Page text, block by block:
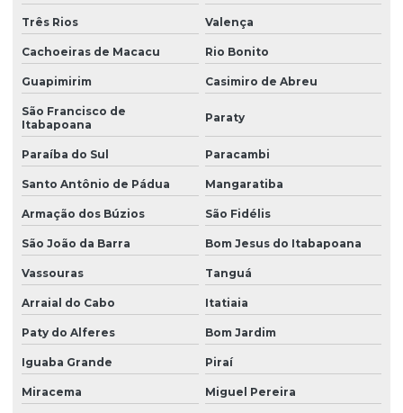
Solvente atóxico
Solvente para tinta
Solventes industriais
Trióxido de antimônio
Zeólita onde comprar
Três Rios Valença
Cachoeiras de Macacu Rio Bonito
Guapimirim Casimiro de Abreu
São Francisco de
Itabapoana
Paraty
Paraíba do Sul Paracambi
Santo Antônio de Pádua Mangaratiba
Armação dos Búzios São Fidélis
São João da Barra Bom Jesus do Itabapoana
Vassouras Tanguá
Arraial do Cabo Itatiaia
Paty do Alferes Bom Jardim
Iguaba Grande Piraí
Miracema Miguel Pereira